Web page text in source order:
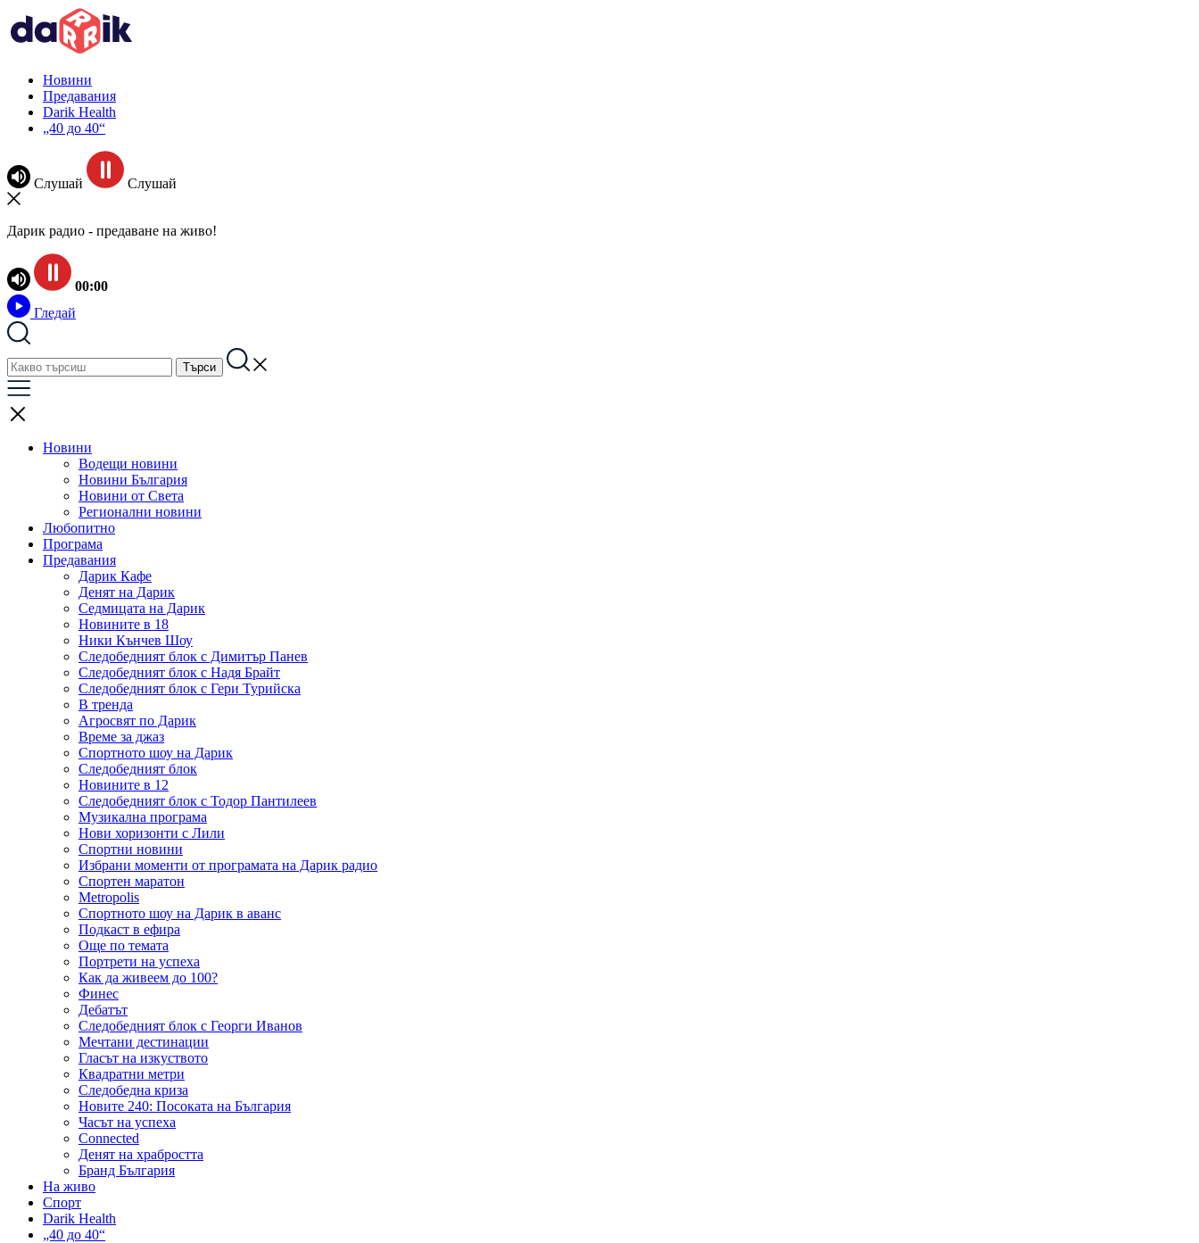
Новини
Предавания
Darik Health
„40 до 40“
Слушай Слушай
Дарик радио - предаване на живо!
00:00
Гледай
Новини
Водещи новини
Новини България
Новини от Света
Регионални новини
Любопитно
Програма
Предавания
Дарик Кафе
Денят на Дарик
Седмицата на Дарик
Новините в 18
Ники Кънчев Шоу
Следобедният блок с Димитър Панев
Следобедният блок с Надя Брайт
Следобедният блок с Гери Турийска
В тренда
Агросвят по Дарик
Време за джаз
Спортното шоу на Дарик
Следобедният блок
Новините в 12
Следобедният блок с Тодор Пантилеев
Музикална програма
Нови хоризонти с Лили
Спортни новини
Избрани моменти от програмата на Дарик радио
Спортен маратон
Metropolis
Спортното шоу на Дарик в аванс
Подкаст в ефира
Още по темата
Портрети на успеха
Как да живеем до 100?
Финес
Дебатът
Следобедният блок с Георги Иванов
Мечтани дестинации
Гласът на изкуството
Квадратни метри
Следобедна криза
Новите 240: Посоката на България
Часът на успеха
Connected
Денят на храбростта
Бранд България
На живо
Спорт
Darik Health
„40 до 40“